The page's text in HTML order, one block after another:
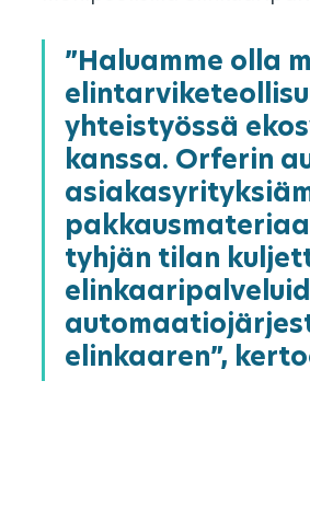
”Haluamme olla
yhteistyössä
kanssa. Orferin
tyhjän tilan
elinkaaren”,